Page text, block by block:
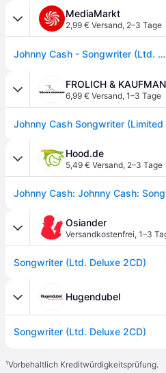
MediaMarkt
2,99 € Versand, 2–3 Tage
Johnny Cash - Songwriter (Ltd. Deluxe 2CD) (CD)
FROLICH &
6,99 € Versand, 1–3 Tage
Hood.de
5,49 € Versand, 2–3 Tage
Osiander
Versandkostenfrei, 1–3
Songwriter (Ltd. Deluxe 2CD)
Hugendubel
Songwriter (Ltd. Deluxe 2CD)
¹Vorbehaltlich Kreditwürdigkeitsprüfung.